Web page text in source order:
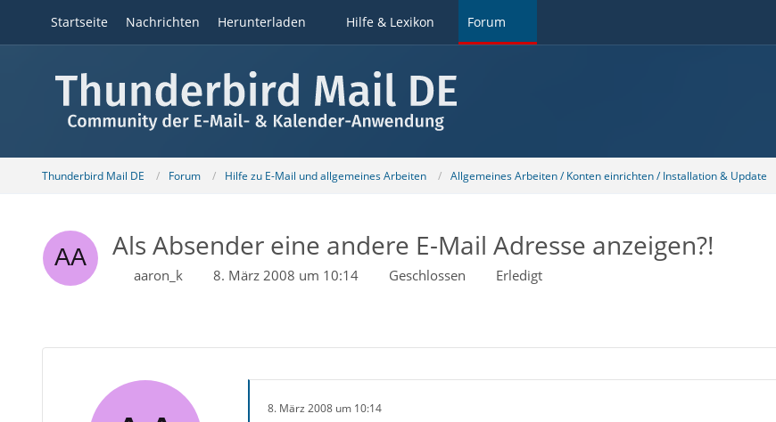
Startseite Nachrichten Herunterladen Hilfe & Lexikon Forum
Thunderbird Mail DE Forum Hilfe zu E-Mail und allgemeines Arbeiten Allgemeines Arbeiten / Konten einrichten / Installation & Update
Als Absender eine andere E-Mail Adresse anzeigen?!
aaron_k 8. März 2008 um 10:14 Geschlossen Erledigt
8. März 2008 um 10:14